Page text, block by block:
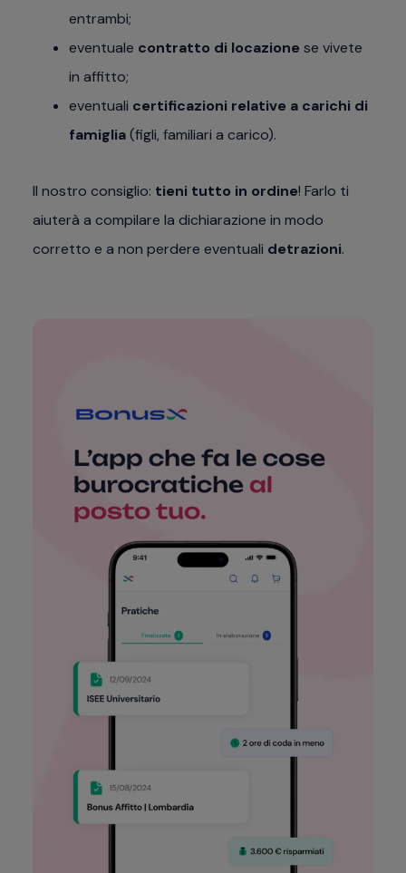
entrambi;
eventuale contratto di locazione se vivete
in affitto;
eventuali certificazioni relative a carichi di
famiglia(figli, familiari a carico).
Il nostro consiglio: tieni tutto in ordine! Farlo ti
aiuterà a compilare la dichiarazione in modo
corretto e a non perdere eventuali detrazioni.